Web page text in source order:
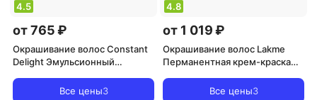
4.5
от 765 ₽
Окрашивание волос Constant
Delight Эмульсионный
Эмульсионный окислитель
Все цены3
4.8
от 1 019 ₽
Окрашивание волос Lakme
Перманентная крем-краска
блондин пепельный, 60 мл
Все цены3